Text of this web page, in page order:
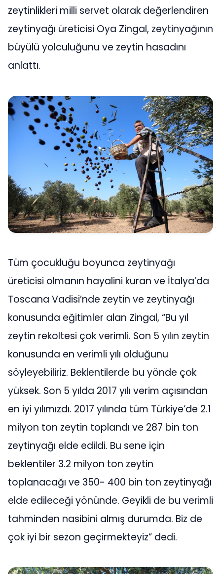
zeytinlikleri milli servet olarak değerlendiren
zeytinyağı üreticisi Oya Zingal, zeytinyağının
büyülü yolculuğunu ve zeytin hasadını
anlattı.
Tüm çocukluğu boyunca zeytinyağı
üreticisi olmanın hayalini kuran ve İtalya’da
Toscana Vadisi’nde zeytin ve zeytinyağı
konusunda eğitimler alan Zingal, “Bu yıl
zeytin rekoltesi çok verimli. Son 5 yılın zeytin
konusunda en verimli yılı olduğunu
söyleyebiliriz. Beklentilerde bu yönde çok
yüksek. Son 5 yılda 2017 yılı verim açısından
en iyi yılımızdı. 2017 yılında tüm Türkiye’de 2.1
milyon ton zeytin toplandı ve 287 bin ton
zeytinyağı elde edildi. Bu sene için
beklentiler 3.2 milyon ton zeytin
toplanacağı ve 350- 400 bin ton zeytinyağı
elde edileceği yönünde. Geyikli de bu verimli
tahminden nasibini almış durumda. Biz de
çok iyi bir sezon geçirmekteyiz” dedi.